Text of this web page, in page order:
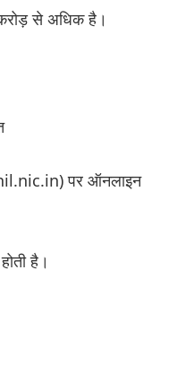
से अधिक है।
पर ऑनलाइन
है।